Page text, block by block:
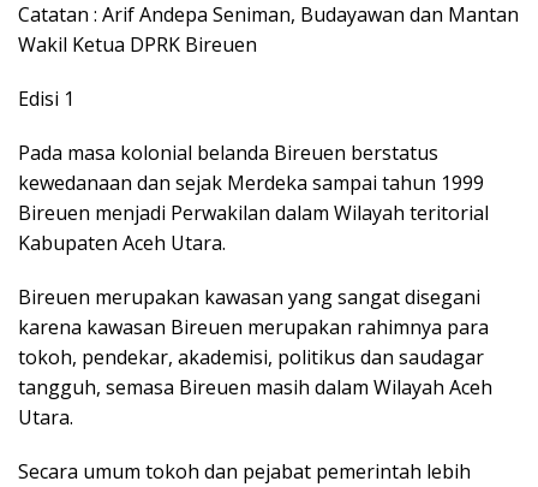
Catatan : Arif Andepa Seniman, Budayawan dan Mantan
Wakil Ketua DPRK Bireuen
Edisi 1
Pada masa kolonial belanda Bireuen berstatus
kewedanaan dan sejak Merdeka sampai tahun 1999
Bireuen menjadi Perwakilan dalam Wilayah teritorial
Kabupaten Aceh Utara.
Bireuen merupakan kawasan yang sangat disegani
karena kawasan Bireuen merupakan rahimnya para
tokoh, pendekar, akademisi, politikus dan saudagar
tangguh, semasa Bireuen masih dalam Wilayah Aceh
Utara.
Secara umum tokoh dan pejabat pemerintah lebih